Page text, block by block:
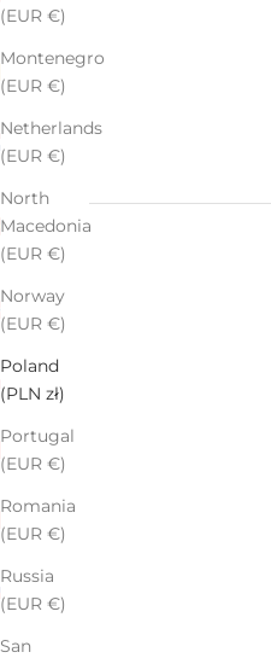
(EUR €)
Montenegro
(EUR €)
Netherlands
(EUR €)
North
Macedonia
(EUR €)
Norway
(EUR €)
Poland
(PLN zł)
Portugal
(EUR €)
Romania
(EUR €)
Russia
(EUR €)
San